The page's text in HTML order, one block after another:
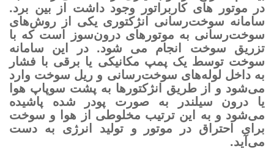
در موتور های کاربراتور وجود داشت از بین برد.
سامانه سوخت‌رسانی انژکتوری یکی از روش‌های
سوخت‌رسانی به موتورهای درون‌سوز است که با
تزریق سوخت انجام می شود. در این سامانه
سوخت توسط یک پمپ مکانیکی یا برقی با فشار
به داخل لوله‌های سوخت‌رسانی و ریل سوخت وارد
می‌شود و از طریق انژکتورها به پشت سوپاپ هوا
یا درون سیلندر به صورت پودر شده پاشیده
می‌شود و به این ترتیب مخلوطی از هوا و سوخت
برای احتراق در موتور و تولید انرژی به دست
می‌آید.